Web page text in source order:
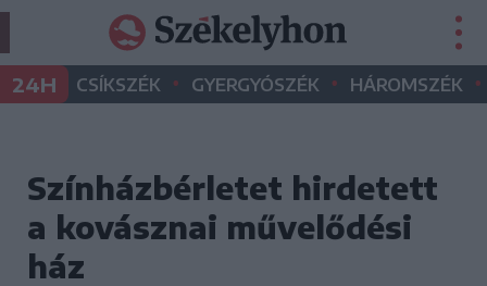
24H CSÍKSZÉK • GYERGYÓSZÉK • HÁROMSZÉK •
Színházbérletet hirdetett
a kovásznai művelődési
ház